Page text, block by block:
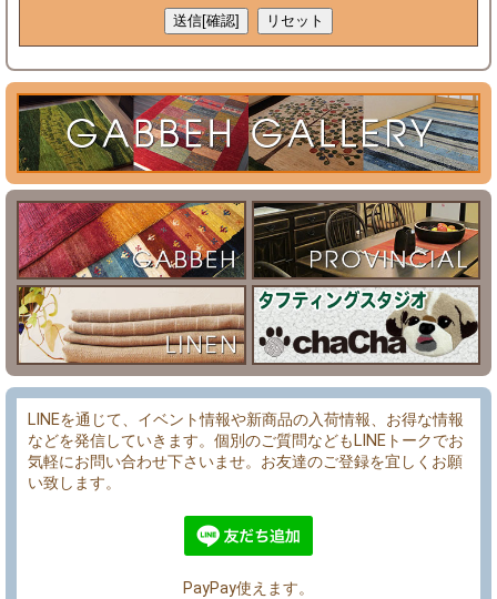
LINEを通じて、イベント情報や新商品の入荷情報、お得な情報
などを発信していきます。個別のご質問などもLINEトークでお
気軽にお問い合わせ下さいませ。お友達のご登録を宜しくお願
い致します。
PayPay使えます。